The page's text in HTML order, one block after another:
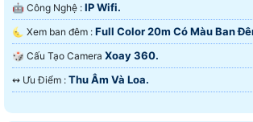
🤖️ Công Nghệ : IP Wifi.
🌜 Xem ban đêm : Full Color 20m Có Màu Ban
🎲 Cấu Tạo Camera Xoay 360.
️↭ Ưu Điểm : Thu Âm Và Loa.